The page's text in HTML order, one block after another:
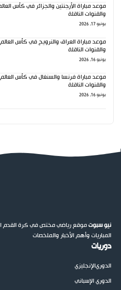
والقنوات الناقلة
يونيو 17, 2026
موعد
والقنوات الناقلة
يونيو 16, 2026
موعد
والقنوات الناقلة
يونيو 16, 2026
نيو سبوتموقع رياضي مختص في كرة القدم
المباريات وأهم الأخبار والملخصات
دوريات
الدوريالإنجليزي
الدوري الإسباني